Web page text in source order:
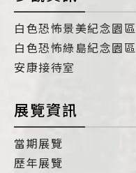
白色恐怖景美紀念園區
白色恐怖綠島紀念園區
安康接待室
展覽資訊
當期展覽
歷年展覽